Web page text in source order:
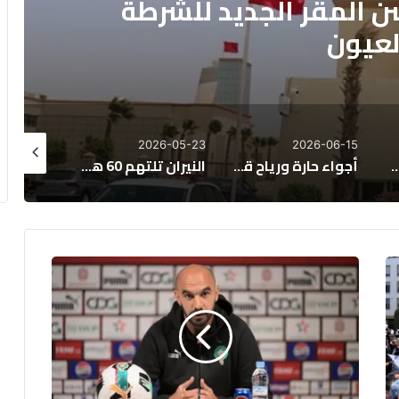
رياح قوية بعدد من
أجواء حارة ورياح قوية مرتقبة غدا الثلاثاء بالمغرب
2026-05-23
النيران تلتهم 60 هكتاراً من الحقول بإقليم برشيد
2026-04-08
نشرة إنذارية.. هبات رياح قوية بعدد من مناطق المملكة
04-05
وليد
الركراكي:
نعيش
ضغط
التتويج
ولسنا
أفضل
من